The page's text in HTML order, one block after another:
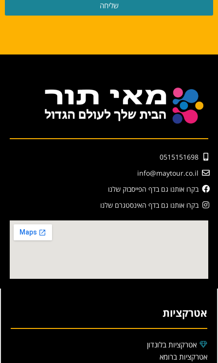
שליחה
0515151698
info@maytour.co.il
בקרו אותנו גם בדף הפייסבוק שלנו
בקרו אותנו גם בדף האינסטגרם שלנו
אטרקציות
אטרקציות בלונדון
אטרקציות ברומא